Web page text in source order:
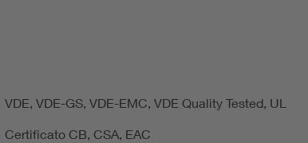
VDE, VDE-GS, VDE-EMC, VDE Quality Tested, UL
Certificato CB, CSA, EAC